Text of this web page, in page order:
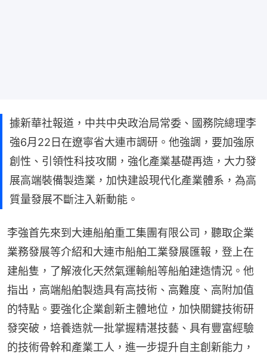
據新華社報道，中共中央政治局常委、國務院總理李
強6月22日在遼寧省大連市調研。他強調，要加強原
創性、引領性科技攻關，強化產業基礎再造，大力發
展高端裝備製造業，加快建設現代化產業體系，為高
質量發展不斷注入新動能。
李強首先來到大連船舶重工集團有限公司，聽取企業
業務發展等介紹和大連市船舶工業發展匯報，登上在
建船隻，了解液化天然氣運輸船等船舶建造情況。他
指出，高端船舶製造具有高技術、高難度、高附加值
的特點。要強化企業創新主體地位，加快關鍵技術研
發突破，培養造就一批掌握精湛技藝、具有豐富經驗
的技術骨幹和產業工人，進一步提升自主創新能力，